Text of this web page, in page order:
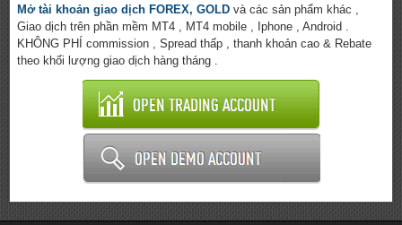
Mở tài khoản giao dịch FOREX, GOLD và các sản phẩm khác ,
Giao dịch trên phần mềm MT4 , MT4 mobile , Iphone , Android .
KHÔNG PHÍ commission , Spread thấp , thanh khoản cao & Rebate
theo khối lượng giao dịch hàng tháng .